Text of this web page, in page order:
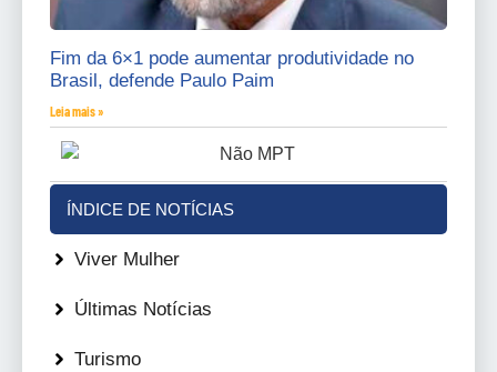
Fim da 6×1 pode aumentar produtividade no
Brasil, defende Paulo Paim
Leia mais »
ÍNDICE DE NOTÍCIAS
Viver Mulher
Últimas Notícias
Turismo